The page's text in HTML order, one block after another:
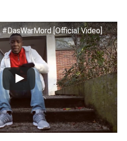
[Official Video]